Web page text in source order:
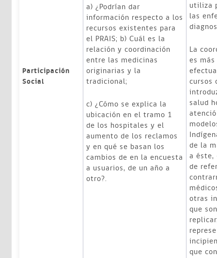
Participación
Social
a) ¿Podrían dar
información respecto a los
recursos existentes para
el PRAIS; b) Cuál es la
relación y coordinación
entre las medicinas
originarias y la
tradicional;
c) ¿Cómo se explica la
ubicación en el tramo 1
de los hospitales y el
aumento de los reclamos
y en qué se basan los
cambios de en la encuesta
a usuarios, de un año a
otro?.
utiliza
las
La
es
cursos
salud
de la
a éste,
de
otras
que
que